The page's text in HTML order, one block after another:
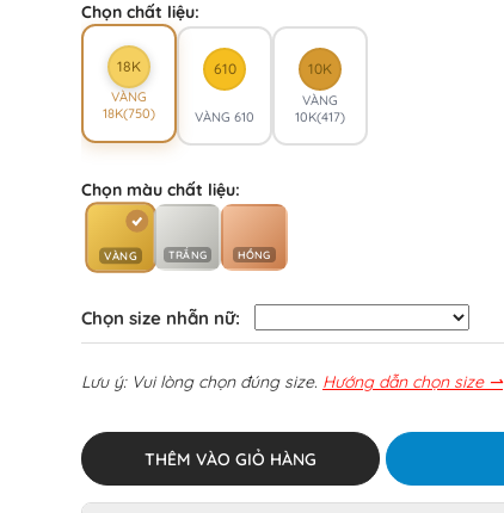
Chọn chất liệu:
18K
VÀNG
18K(750)
610
VÀNG 610
10K
VÀNG
10K(417)
Chọn màu chất liệu:
VÀNG TRẮNG HỒNG
Chọn size nhẫn nữ:
Lưu ý: Vui lòng chọn đúng size. Hướng dẫn chọn size ⇀
THÊM VÀO GIỎ HÀNG